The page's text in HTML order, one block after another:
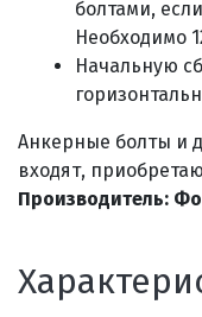
болтами,
Необходимо
Начальную
Анкерные болты и
входят,
Производитель: